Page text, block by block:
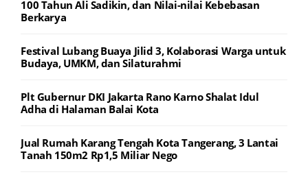
100 Tahun Ali Sadikin, dan Nilai-nilai Kebebasan
Berkarya
Festival Lubang Buaya Jilid 3, Kolaborasi Warga untuk
Budaya, UMKM, dan Silaturahmi
Plt Gubernur DKI Jakarta Rano Karno Shalat Idul
Adha di Halaman Balai Kota
Jual Rumah Karang Tengah Kota Tangerang, 3 Lantai
Tanah 150m2 Rp1,5 Miliar Nego